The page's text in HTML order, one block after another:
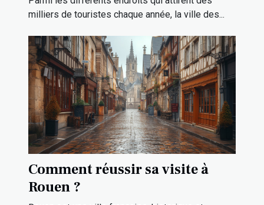
votre séjour de rêve ?
milliers de touristes chaque année, la ville des...
Comment réussir sa visite à
Rouen ?